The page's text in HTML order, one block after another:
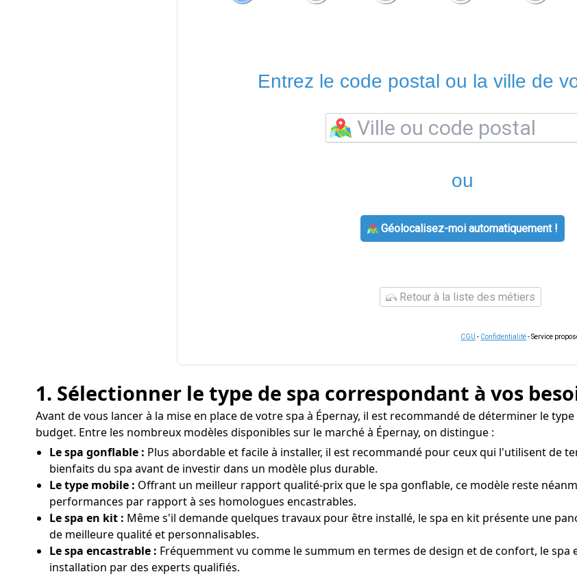
Entrez le code postal ou la ville de
ou
Géolocalisez-moi automatiquement !
Retour à la liste des métiers
CGU - Confidentialité- Service
1. Sélectionner le type de spa correspondant à vos
Avant de vous lancer à la mise en place de votre spa à Épernay, il est recommandé de déterminer le
budget. Entre les nombreux modèles disponibles sur le marché à Épernay, on distingue :
Le spa gonflable : Plus abordable et facile à installer, il est recommandé pour ceux qui l'utilisent de
bienfaits du spa avant de investir dans un modèle plus durable.
Le type mobile : Offrant un meilleur rapport qualité-prix que le spa gonflable, ce modèle reste
performances par rapport à ses homologues encastrables.
Le spa en kit : Même s'il demande quelques travaux pour être installé, le spa en kit présente une
de meilleure qualité et personnalisables.
Le spa encastrable : Fréquemment vu comme le summum en termes de design et de confort, le
installation par des experts qualifiés.